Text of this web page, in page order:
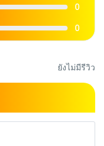
0
0
ยังไม่มีรีวิว